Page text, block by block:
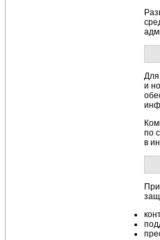
Для
и
по
в